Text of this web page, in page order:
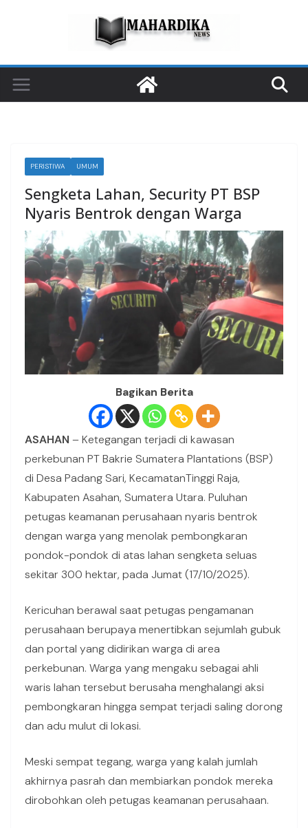
PERISTIWA UMUM
Sengketa Lahan, Security PT BSP
Nyaris Bentrok dengan Warga
Bagikan Berita
ASAHAN – Ketegangan terjadi di kawasan
perkebunan PT Bakrie Sumatera Plantations (BSP)
di Desa Padang Sari, KecamatanTinggi Raja,
Kabupaten Asahan, Sumatera Utara. Puluhan
petugas keamanan perusahaan nyaris bentrok
dengan warga yang menolak pembongkaran
pondok-pondok di atas lahan sengketa seluas
sekitar 300 hektar, pada Jumat (17/10/2025).
Kericuhan berawal saat petugas pengamanan
perusahaan berupaya menertibkan sejumlah gubuk
dan portal yang didirikan warga di area
perkebunan. Warga yang mengaku sebagai ahli
waris lahan tersebut berusaha menghalangi aksi
pembongkaran hingga sempat terjadi saling dorong
dan adu mulut di lokasi.
Meski sempat tegang, warga yang kalah jumlah
akhirnya pasrah dan membiarkan pondok mereka
dirobohkan oleh petugas keamanan perusahaan.